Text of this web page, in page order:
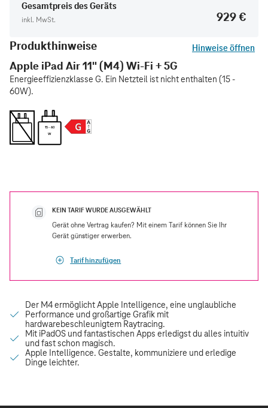
Gesamtpreis des Geräts
inkl. MwSt.
929 €
Produkthinweise
Hinweise öffnen
Apple iPad Air 11" (M4) Wi-Fi + 5G
Energieeffizienzklasse G. Ein Netzteil ist nicht enthalten (15 -
60W).
15 - 60
W
KEIN TARIF WURDE AUSGEWÄHLT
Gerät ohne Vertrag kaufen? Mit einem Tarif können Sie Ihr
Gerät günstiger erwerben.
Tarif hinzufügen